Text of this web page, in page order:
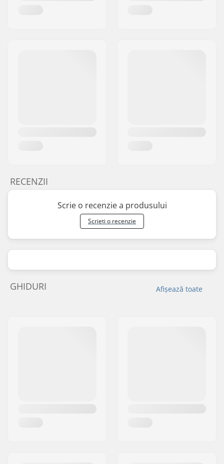
RECENZII
Scrie o recenzie a produsului
Scrieți o recenzie
Afișează toate
GHIDURI